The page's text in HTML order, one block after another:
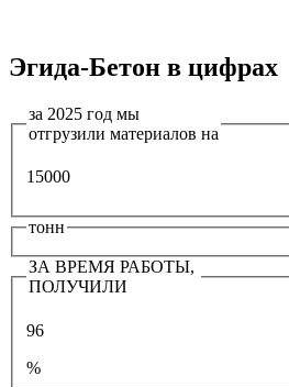
Эгида-Бетон в цифрах
за 2025 год мы
отгрузили материалов на
15000
тонн
ЗА ВРЕМЯ РАБОТЫ,
ПОЛУЧИЛИ
96
%